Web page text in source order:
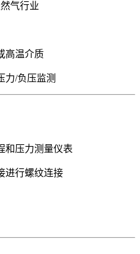
气行业
高温介质
力/负压监测
和压力测量仪表
进行螺纹连接